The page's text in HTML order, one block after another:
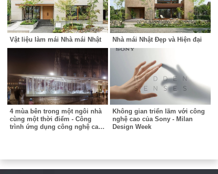
Vật liệu làm mái Nhà mái Nhật Nhà mái Nhật Đẹp và Hiện đại
4 mùa bên trong một ngôi nhà
cùng một thời điểm - Công
trình ứng dụng công nghệ cao
Không gian triển lãm với công
nghệ cao của Sony - Milan
Design Week